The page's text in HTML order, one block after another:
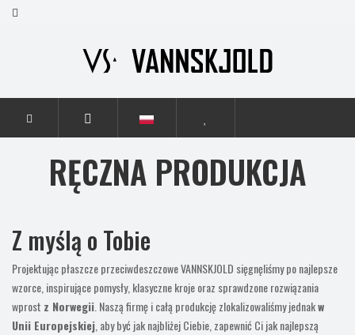
STRONA GŁÓWNA RĘCZNA PRODUKCJA
RĘCZNA PRODUKCJA
Z myślą o Tobie
Projektując płaszcze przeciwdeszczowe VANNSKJOLD sięgnęliśmy po najlepsze
wzorce, inspirujące pomysły, klasyczne kroje oraz sprawdzone rozwiązania
wprost z Norwegii . Naszą firmę i całą produkcję zlokalizowaliśmy jednakw
Unii Europejskiej , aby być jak najbliżej Ciebie, zapewnić Ci jak najlepszą